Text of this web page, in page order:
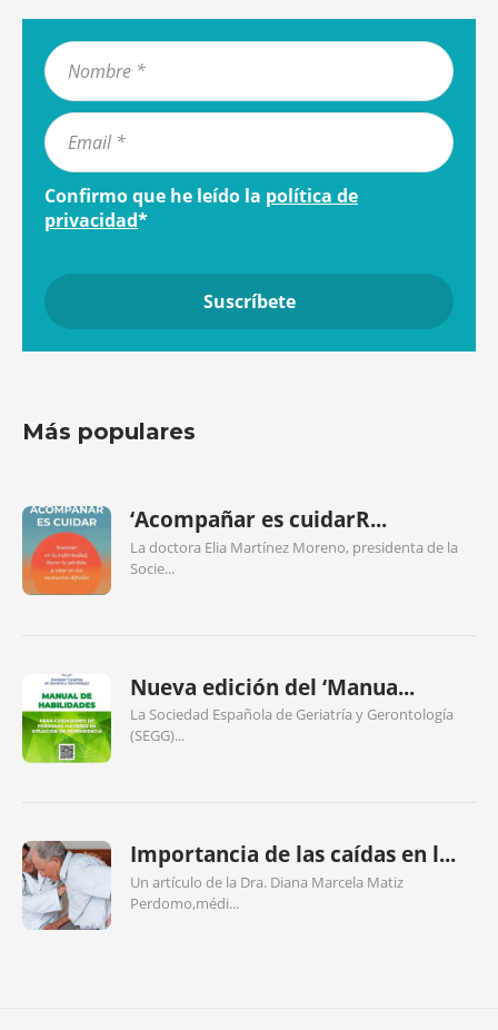
Confirmo que he leído la política de
privacidad*
Más populares
‘Acompañar es cuidarR...
La doctora Elia Martínez Moreno, presidenta de la
Socie...
Nueva edición del ‘Manua...
La Sociedad Española de Geriatría y Gerontología
(SEGG)...
Importancia de las caídas en l...
Un artículo de la Dra. Diana Marcela Matiz
Perdomo,médi...